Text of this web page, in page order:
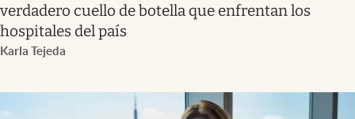
verdadero cuello de botella que enfrentan los
hospitales del país
Karla Tejeda